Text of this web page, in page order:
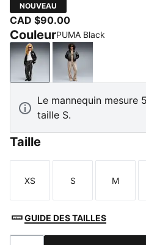
NOUVEAU
CAD $90.00
CouleurPUMA Black
PUMA BlackMouse Gray
Le mannequin mesure
taille S.
Taille
Taille
XS
Taille
S
Taille
M
GUIDE DES TAILLES